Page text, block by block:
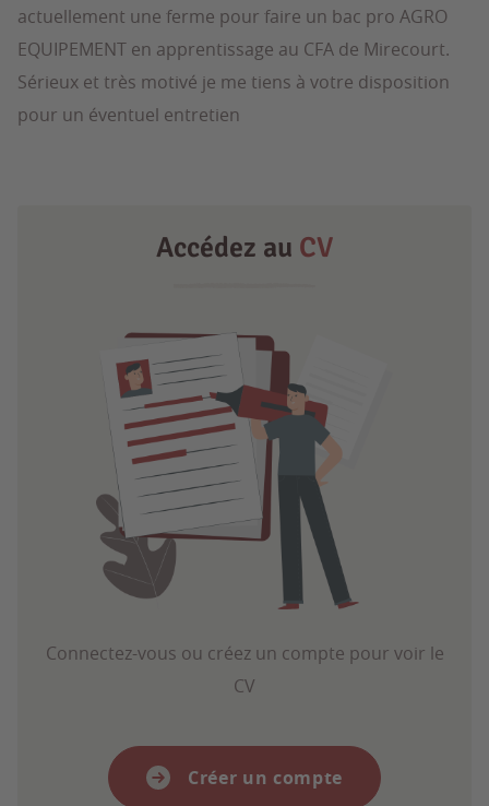
actuellement une ferme pour faire un bac pro AGRO
EQUIPEMENT en apprentissage au CFA de Mirecourt.
Sérieux et très motivé je me tiens à votre disposition
pour un éventuel entretien
Accédez au CV
Connectez-vous ou créez un compte pour voir le
CV
Créer un compte